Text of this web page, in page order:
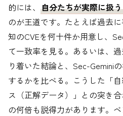
的には、 自分たちが実際に扱
のが王道です。たとえば過去
知のCVEを何十件か用意し、
て一致率を見る。あるいは、
り着いた結論と、Sec-Gemini
するかを比べる。こうした「
ス（正解データ）」との突き
の何倍も説得力があります。